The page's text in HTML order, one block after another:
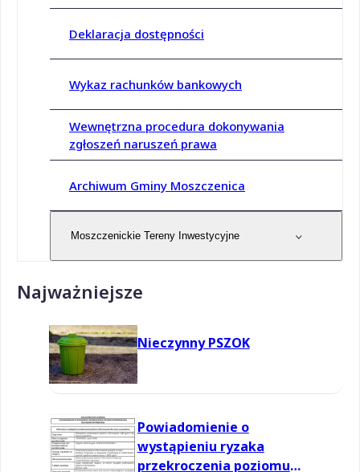
Deklaracja dostępności
Wykaz rachunków bankowych
Wewnętrzna procedura dokonywania
zgłoszeń naruszeń prawa
Archiwum Gminy Moszczenica
Moszczenickie Tereny Inwestycyjne
Najważniejsze
Nieczynny PSZOK
Powiadomienie o
wystąpieniu ryzaka
przekroczenia poziomu